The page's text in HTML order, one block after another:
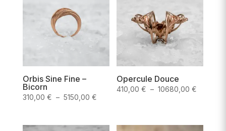
7580,00 €
Orbis Sine Fine –
Bicorn
310,00 € – 5150,00 €Plage
prix :
Opercule Douce
410,00€ – 10680,00€